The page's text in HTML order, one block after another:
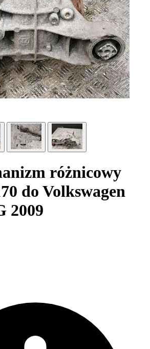
różnicowy
do Volkswagen
2009